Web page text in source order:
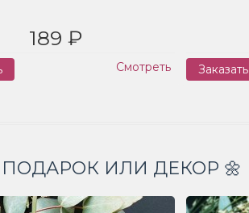
189 ₽
Смотреть Заказать
ПОДАРОК ИЛИ ДЕКОР 🌼